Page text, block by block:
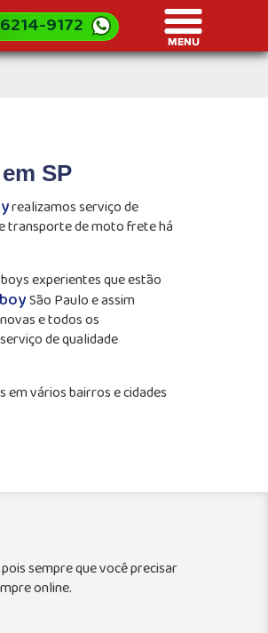
9172
SP
realizamos serviço de
transporte de moto frete há
experientes que estão
São Paulo e assim
e todos os
de qualidade
em vários bairros e cidades
pois sempre que você precisar
online.